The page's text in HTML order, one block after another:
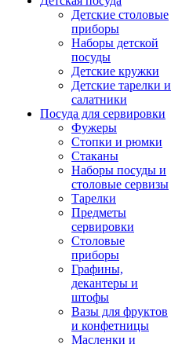
Детские столовые
приборы
Наборы детской
посуды
Детские кружки
Детские тарелки и
салатники
Посуда для сервировки
Фужеры
Стопки и рюмки
Стаканы
Наборы посуды и
столовые сервизы
Тарелки
Предметы
сервировки
Столовые
приборы
Графины,
декантеры и
штофы
Вазы для фруктов
и конфетницы
Масленки и